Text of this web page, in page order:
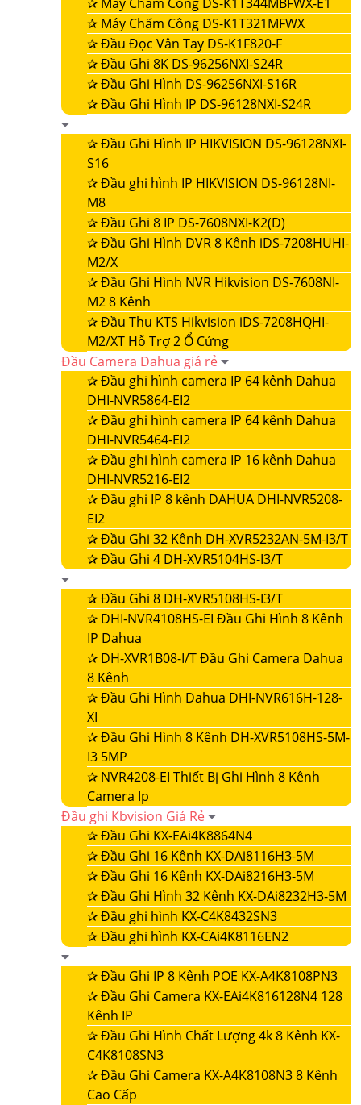
✰ Máy Chấm Công DS-K1T321MFWX
✰Đầu Đọc Vân Tay DS-K1F820-F
✰Đầu Ghi 8K DS-96256NXI-S24R
✰Đầu Ghi Hình DS-96256NXI-S16R
✰Đầu Ghi Hình IP DS-96128NXI-S24R
✰Đầu Ghi Hình IP HIKVISION DS-96128NXI-
S16
✰Đầu ghi hình IP HIKVISION DS-96128NI-
M8
✰Đầu Ghi 8 IP DS-7608NXI-K2(D)
✰Đầu Ghi Hình DVR 8 Kênh iDS-7208HUHI-
M2/X
✰Đầu Ghi Hình NVR Hikvision DS-7608NI-
M2 8 Kênh
✰Đầu Thu KTS Hikvision iDS-7208HQHI-
M2/XT Hỗ Trợ 2 Ổ Cứng
Đầu Camera Dahua giá rẻ
✰Đầu ghi hình camera IP 64 kênh Dahua
DHI-NVR5864-EI2
✰Đầu ghi hình camera IP 64 kênh Dahua
DHI-NVR5464-EI2
✰Đầu ghi hình camera IP 16 kênh Dahua
DHI-NVR5216-EI2
✰Đầu ghi IP 8 kênh DAHUA DHI-NVR5208-
EI2
✰Đầu Ghi 32 Kênh DH-XVR5232AN-5M-I3/T
✰Đầu Ghi 4 DH-XVR5104HS-I3/T
✰Đầu Ghi 8 DH-XVR5108HS-I3/T
✰ DHI-NVR4108HS-EI Đầu Ghi Hình 8 Kênh
IP Dahua
✰ DH-XVR1B08-I/T Đầu Ghi Camera Dahua
8 Kênh
✰Đầu Ghi Hình Dahua DHI-NVR616H-128-
XI
✰Đầu Ghi Hình 8 Kênh DH-XVR5108HS-5M-
I3 5MP
✰ NVR4208-EI Thiết Bị Ghi Hình 8 Kênh
Camera Ip
Đầu ghi Kbvision Giá Rẻ
✰Đầu Ghi KX-EAi4K8864N4
✰Đầu Ghi 16 Kênh KX-DAi8116H3-5M
✰Đầu Ghi 16 Kênh KX-DAi8216H3-5M
✰Đầu Ghi Hình 32 Kênh KX-DAi8232H3-5M
✰Đầu ghi hình KX-C4K8432SN3
✰Đầu ghi hình KX-CAi4K8116EN2
✰Đầu Ghi IP 8 Kênh POE KX-A4K8108PN3
✰Đầu Ghi Camera KX-EAi4K816128N4 128
Kênh IP
✰Đầu Ghi Hình Chất Lượng 4k 8 Kênh KX-
C4K8108SN3
✰Đầu Ghi Camera KX-A4K8108N3 8 Kênh
Cao Cấp